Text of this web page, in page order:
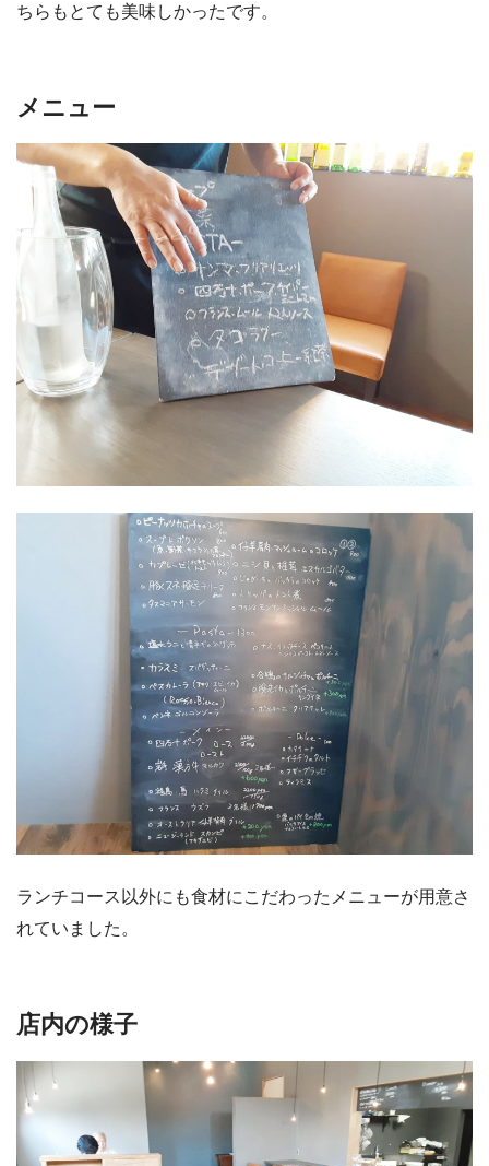
ちらもとても美味しかったです。
メニュー
ランチコース以外にも食材にこだわったメニューが用意さ
れていました。
店内の様子